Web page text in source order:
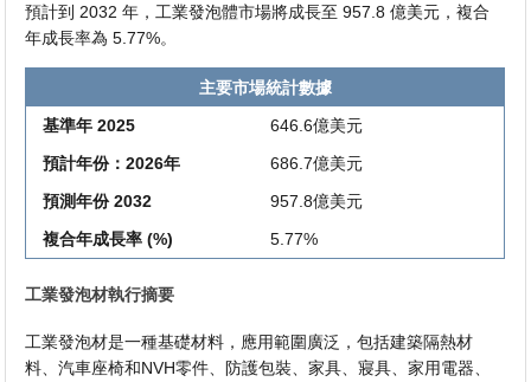
預計到 2032 年，工業發泡體市場將成長至 957.8 億美元，複合
年成長率為 5.77%。
主要市場統計數據
基準年 2025
646.6億美元
預計年份：2026年
686.7億美元
預測年份 2032
957.8億美元
複合年成長率 (%)
5.77%
工業發泡材執行摘要
工業發泡材是一種基礎材料，應用範圍廣泛，包括建築隔熱材
料、汽車座椅和NVH零件、防護包裝、家具、寢具、家用電器、